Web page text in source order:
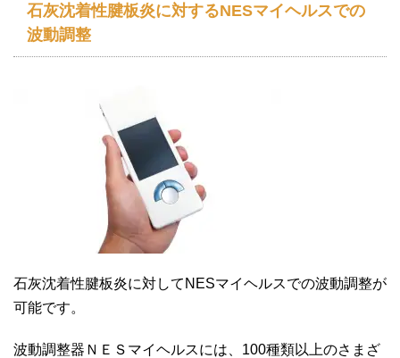
石灰沈着性腱板炎に対するNESマイヘルスでの
波動調整
石灰沈着性腱板炎に対してNESマイヘルスでの波動調整が
可能です。
波動調整器ＮＥＳマイヘルスには、100種類以上のさまざ